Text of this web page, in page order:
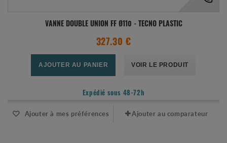
VANNE DOUBLE UNION FF Ø110 - TECNO PLASTIC
327.30 €
AJOUTER AU PANIER VOIR LE PRODUIT
Expédié sous 48-72h
Ajouter à mes préférences Ajouter au comparateur